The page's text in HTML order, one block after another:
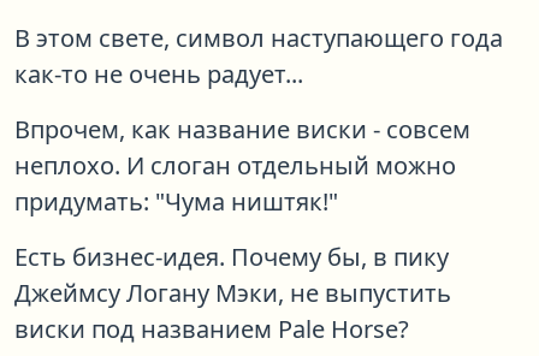
В этом свете, символ наступающего года
как-то не очень радует...
Впрочем, как название виски - совсем
неплохо. И слоган отдельный можно
придумать: "Чума ништяк!"
Есть бизнес-идея. Почему бы, в пику
Джеймсу Логану Мэки, не выпустить
виски под названием Pale Horse?